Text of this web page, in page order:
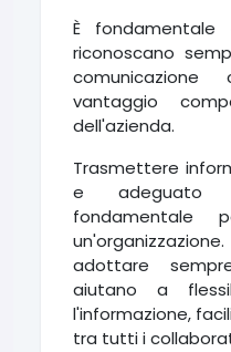
È fondamentale
riconoscano
vantaggio
dell'azienda.
Trasmettere
e adeguato
adottare
aiutano a
l'informazione,
tra tutti i